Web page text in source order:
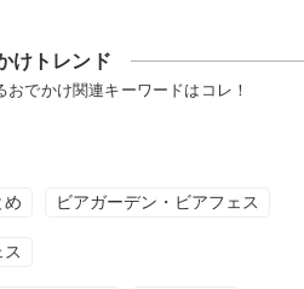
けトレンド
でかけ関連キーワードはコレ！
め ビアガーデン・ビアフェス